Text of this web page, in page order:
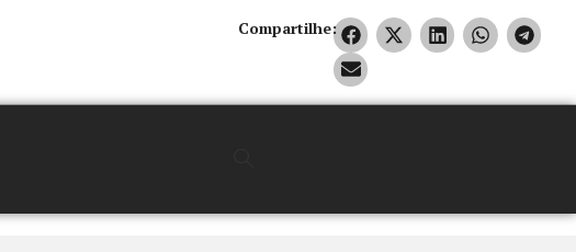
Compartilhe: